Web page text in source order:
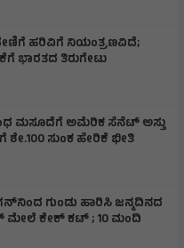
ಹರಿವಿಗೆ ನಿಯಂತ್ರಣವಿದೆ;
ಭಾರತದ ತಿರುಗೇಟು
ಮಸೂದೆಗೆ ಅಮೆರಿಕ ಸೆನೆಟ್ ಅಸ್ತು
ಶೇ.100 ಸುಂಕ ಹೇರಿಕೆ ಭೀತಿ
ಗುಂಡು ಹಾರಿಸಿ ಜನ್ಮದಿನದ
ಮೇಲೆ ಕೇಕ್ ಕಟ್‌ ; 10 ಮಂದಿ